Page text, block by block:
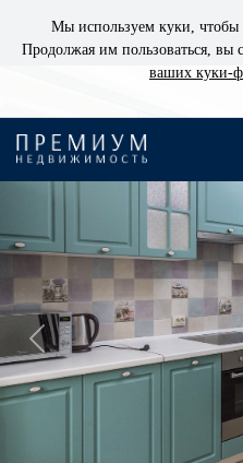
Мы используем куки, чтобы
Продолжая им пользоваться, вы
ваших